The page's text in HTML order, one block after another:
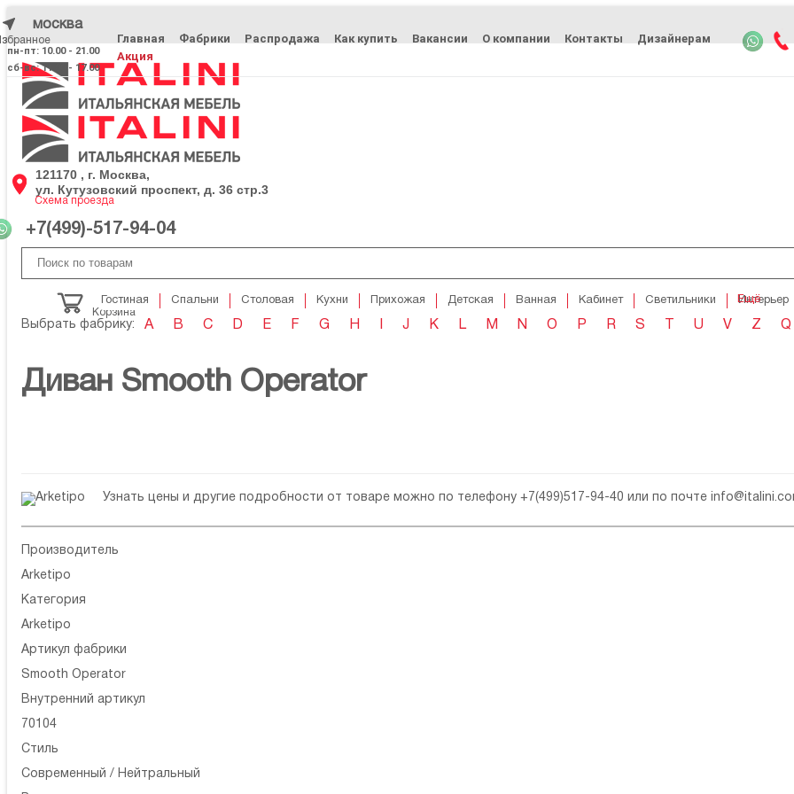
москва
пн-пт: 10.00 - 21.00
сб-вс: 11.00 - 17.00
Главная Фабрики Распродажа Как купить Вакансии О компании Контакты
Дизайнерам
Акция
121170 , г. Москва,
ул. Кутузовский проспект, д. 36 стр.3
Схема проезда
+7(499)-517-94-04
Корзина
Ещё
Гостиная Спальни Столовая Кухни Прихожая Детская Ванная Кабинет Светильники Интерьер
Выбрать фабрику: A B C D E F G H J K L M N O P R S U V Z Q
Диван Smooth Operator
Узнать цены и другие подробности от товаре можно по телефону +7(499)517-94-40 или по почте
Производитель
Arketipo
Категория
Arketipo
Артикул фабрики
Smooth Operator
Внутренний артикул
70104
Стиль
Современный / Нейтральный